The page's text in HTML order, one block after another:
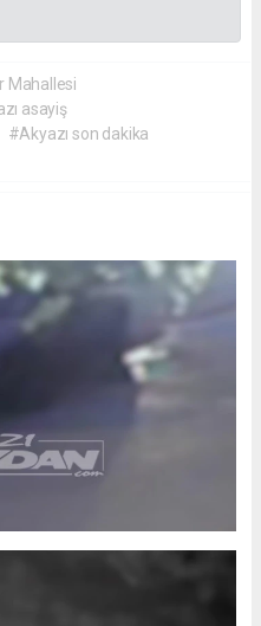
Mahallesi
asayiş
#Akyazı son dakika